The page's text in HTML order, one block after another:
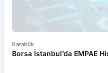
Karabük
Borsa İstanbul’da EMPAE